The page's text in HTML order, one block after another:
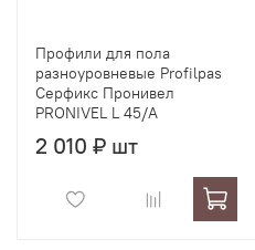
Профили для пола
разноуровневые Profilpas
Серфикс Пронивел
PRONIVEL L 45/A
2 010 ₽ шт